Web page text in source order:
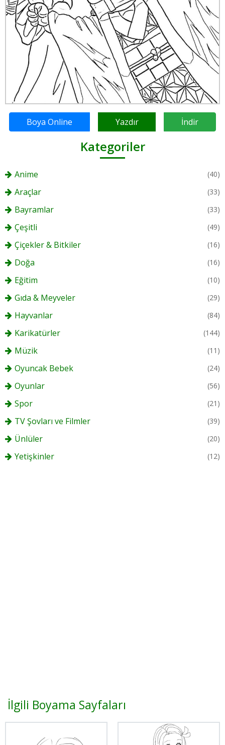
Boya Online Yazdır İndir
Kategoriler
Anime (40)
Araçlar (33)
Bayramlar (33)
Çeşitli (49)
Çiçekler & Bitkiler (16)
Doğa (16)
Eğitim (10)
Gıda & Meyveler (29)
Hayvanlar (84)
Karikatürler (144)
Müzik (11)
Oyuncak Bebek (24)
Oyunlar (56)
Spor (21)
TV Şovları ve Filmler (39)
Ünlüler (20)
Yetişkinler (12)
İlgili Boyama Sayfaları